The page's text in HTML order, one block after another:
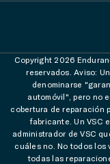
Copyright 2026
reservados. Aviso:
denominarse
automóvil", pero no
cobertura de reparación
fabricante. Un VSC
administrador de VSC
cuáles no. No todos los
todas las